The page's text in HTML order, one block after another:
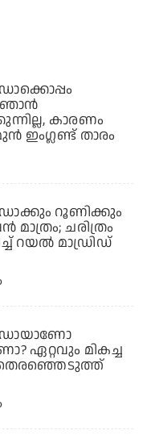
ഞാൻ
കാരണം
ഇംഗ്ലണ്ട് താരം
റൂണിക്കും
ചരിത്രം
റയല്‍ മാഡ്രിഡ്
ഏറ്റവും മികച്ച